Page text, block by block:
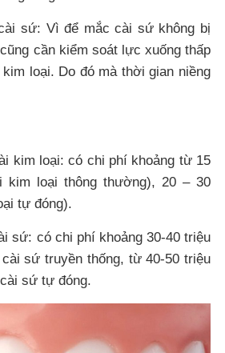
sứ: Vì để mắc cài sứ không bị
cần kiểm soát lực xuống thấp
loại. Do đó mà thời gian niềng
kim loại: có chi phí khoảng từ 15
kim loại thông thường), 20 – 30
tự đóng).
sứ: có chi phí khoảng 30-40 triệu
sứ truyền thống, từ 40-50 triệu
sứ tự đóng.